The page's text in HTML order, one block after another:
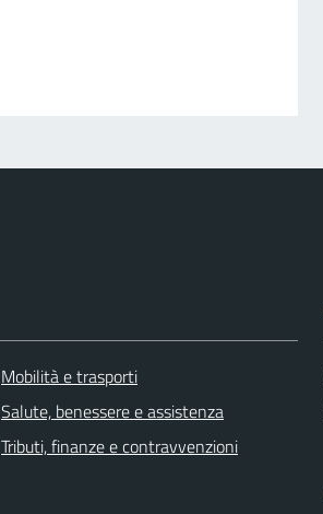
Mobilità e trasporti
Salute, benessere e assistenza
Tributi, finanze e contravvenzioni